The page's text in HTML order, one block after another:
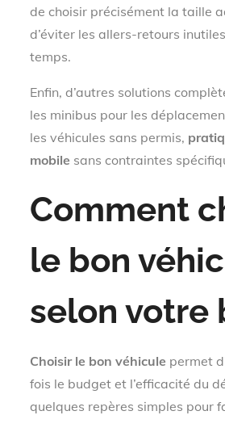
de choisir précisément la taille
d’éviter les allers-retours
temps.
Enfin, d’autres solutions
les minibus pour les
les véhicules sans permis,
mobile sans contraintes
Comment
le bon
selon votre
Choisir le bon véhicule permet
fois le budget et l’efficacité du
quelques repères simples pour